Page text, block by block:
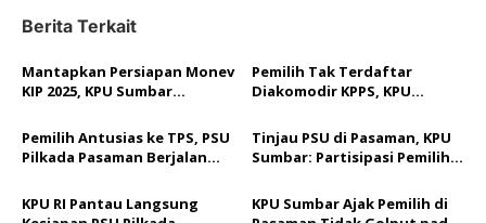
g
s
p
s
Berita Terkait
Mantapkan Persiapan Monev
KIP 2025, KPU Sumbar
Pemilih Tak Terdaftar
Diakomodir KPPS, KPU
PSU di Salah Satu TPS
Pemilih Antusias ke TPS, PSU
Pilkada Pasaman Berjalan
Tinjau PSU di Pasaman, KPU
Sumbar: Partisipasi Pemilih
Lebih
KPU RI Pantau Langsung
KPU Sumbar Ajak Pemilih di